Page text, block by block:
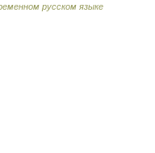
русском языке